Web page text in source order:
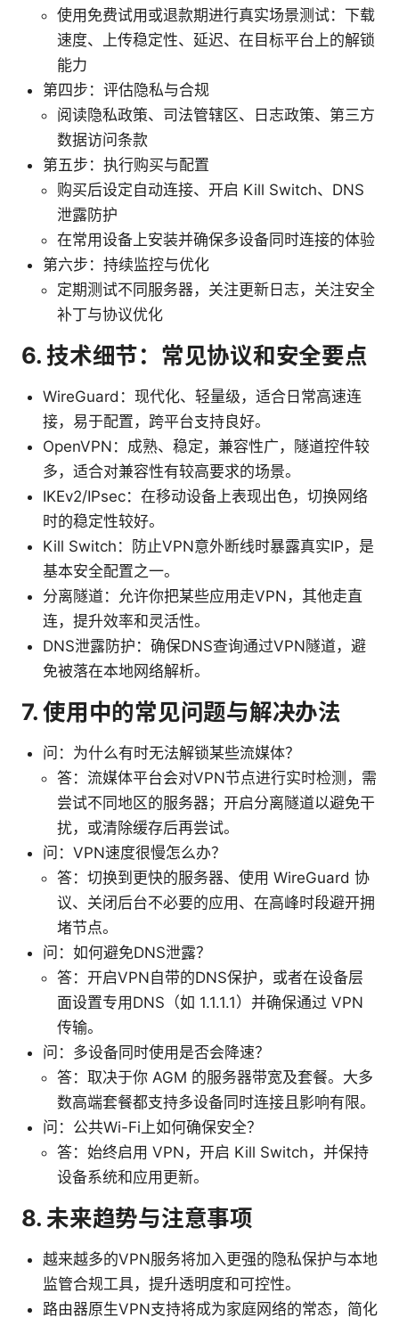
使用免费试用或退款期进行真实场景测试：下载
速度、上传稳定性、延迟、在目标平台上的解锁
能力
第四步：评估隐私与合规
阅读隐私政策、司法管辖区、日志政策、第三方
数据访问条款
第五步：执行购买与配置
购买后设定自动连接、开启 Kill Switch、DNS
泄露防护
在常用设备上安装并确保多设备同时连接的体验
第六步：持续监控与优化
定期测试不同服务器，关注更新日志，关注安全
补丁与协议优化
6. 技术细节：常见协议和安全要点
WireGuard：现代化、轻量级，适合日常高速连
接，易于配置，跨平台支持良好。
OpenVPN：成熟、稳定，兼容性广，隧道控件较
多，适合对兼容性有较高要求的场景。
IKEv2/IPsec：在移动设备上表现出色，切换网络
时的稳定性较好。
Kill Switch：防止VPN意外断线时暴露真实IP，是
基本安全配置之一。
分离隧道：允许你把某些应用走VPN，其他走直
连，提升效率和灵活性。
DNS泄露防护：确保DNS查询通过VPN隧道，避
免被落在本地网络解析。
7. 使用中的常见问题与解决办法
问：为什么有时无法解锁某些流媒体？
答：流媒体平台会对VPN节点进行实时检测，需
尝试不同地区的服务器；开启分离隧道以避免干
扰，或清除缓存后再尝试。
问：VPN速度很慢怎么办？
答：切换到更快的服务器、使用 WireGuard 协
议、关闭后台不必要的应用、在高峰时段避开拥
堵节点。
问：如何避免DNS泄露？
答：开启VPN自带的DNS保护，或者在设备层
面设置专用DNS（如 1.1.1.1）并确保通过 VPN
传输。
问：多设备同时使用是否会降速？
答：取决于你 AGM 的服务器带宽及套餐。大多
数高端套餐都支持多设备同时连接且影响有限。
问：公共Wi-Fi上如何确保安全？
答：始终启用 VPN，开启 Kill Switch，并保持
设备系统和应用更新。
8. 未来趋势与注意事项
越来越多的VPN服务将加入更强的隐私保护与本地
监管合规工具，提升透明度和可控性。
路由器原生VPN支持将成为家庭网络的常态，简化